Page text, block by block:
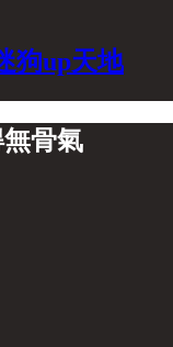
狗up天地
骨氣